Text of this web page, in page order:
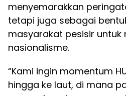
menyemarakkan
tetapi juga sebagai
masyarakat pesisir untuk
nasionalisme.
“Kami ingin momentum
hingga ke laut, di mana